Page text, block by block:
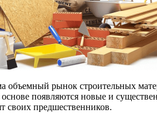
рынок строительных
появляются новые и
своих предшественников.